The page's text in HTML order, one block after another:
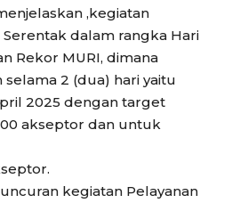
,kegiatan
Serentak dalam rangka Hari
Rekor MURI, dimana
2 (dua) hari yaitu
2025 dengan target
akseptor dan untuk
kegiatan Pelayanan